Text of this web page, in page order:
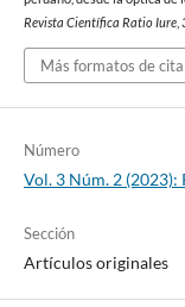
Revista Científica Ratio Iure,
Más formatos de cita
Número
Vol. 3 Núm. 2
Sección
Artículos originales